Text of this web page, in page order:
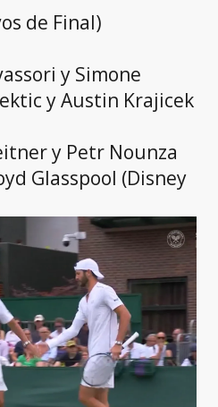
de Final)
y Simone
y Austin Krajicek
y Petr Nounza
Glasspool (Disney